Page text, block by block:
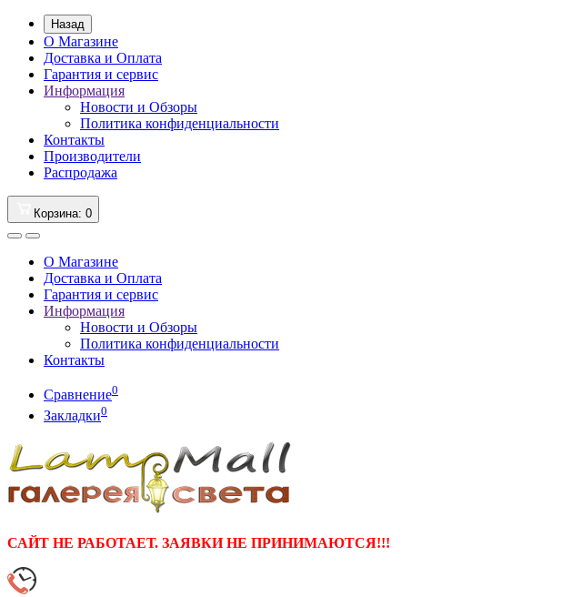
Назад
О Магазине
Доставка и Оплата
Гарантия и сервис
Информация
Новости и Обзоры
Политика конфиденциальности
Контакты
Производители
Распродажа
Корзина: 0
О Магазине
Доставка и Оплата
Гарантия и сервис
Информация
Новости и Обзоры
Политика конфиденциальности
Контакты
Сравнение0
Закладки0
САЙТ НЕ РАБОТАЕТ. ЗАЯВКИ НЕ ПРИНИМАЮТСЯ!!!